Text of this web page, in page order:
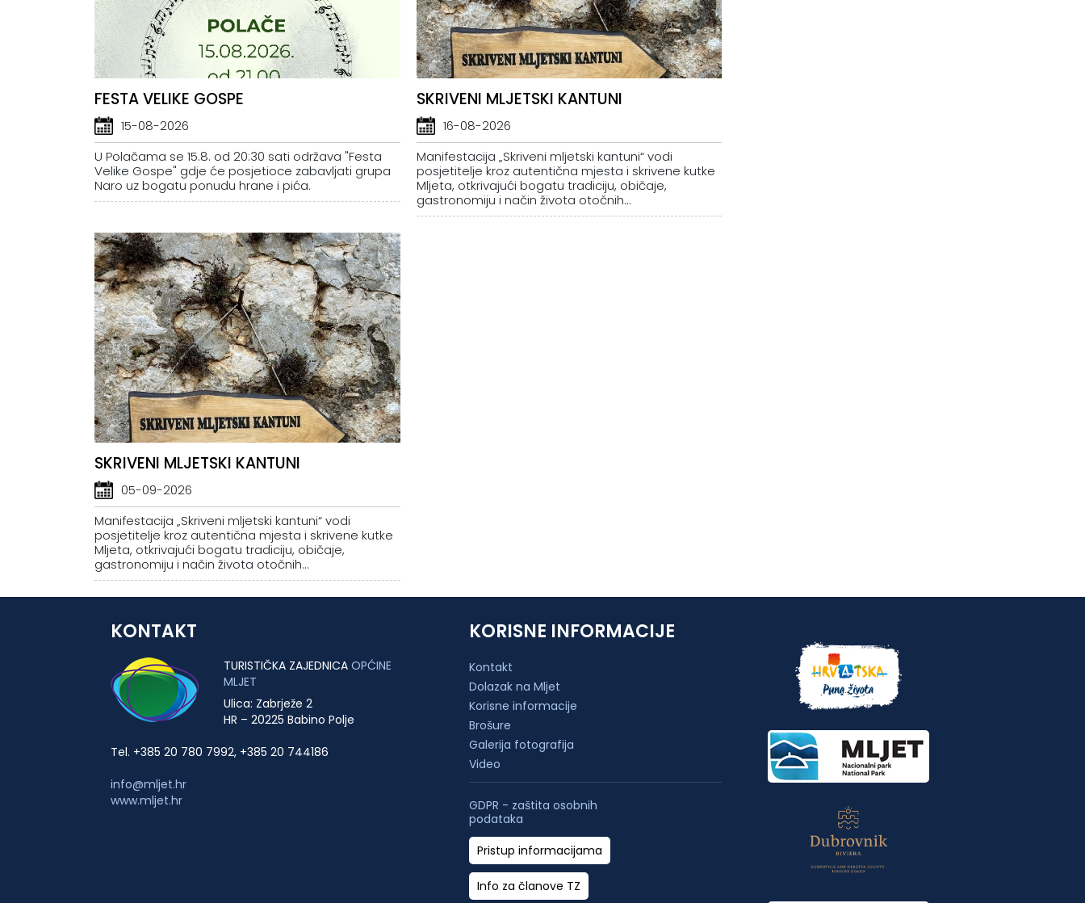
FESTA VELIKE GOSPE
15-08-2026
U Polačama se 15.8. od 20:30 sati održava "Festa
Velike Gospe" gdje će posjetioce zabavljati grupa
Naro uz bogatu ponudu hrane i pića.
SKRIVENI MLJETSKI KANTUNI
16-08-2026
Manifestacija „Skriveni mljetski kantuni“ vodi
posjetitelje kroz autentična mjesta i skrivene kutke
Mljeta, otkrivajući bogatu tradiciju, običaje,
gastronomiju i način života otočnih...
SKRIVENI MLJETSKI KANTUNI
05-09-2026
Manifestacija „Skriveni mljetski kantuni“ vodi
posjetitelje kroz autentična mjesta i skrivene kutke
Mljeta, otkrivajući bogatu tradiciju, običaje,
gastronomiju i način života otočnih...
KONTAKT
TURISTIČKA ZAJEDNICA OPĆINE
MLJET
Ulica: Zabrježe 2
HR – 20225 Babino Polje
Tel. +385 20 780 7992, +385 20 744186
info@mljet.hr
www.mljet.hr
KORISNE INFORMACIJE
Kontakt
Dolazak na Mljet
Korisne informacije
Brošure
Galerija fotografija
Video
GDPR - zaštita osobnih
podataka
Pristup informacijama
Info za članove TZ